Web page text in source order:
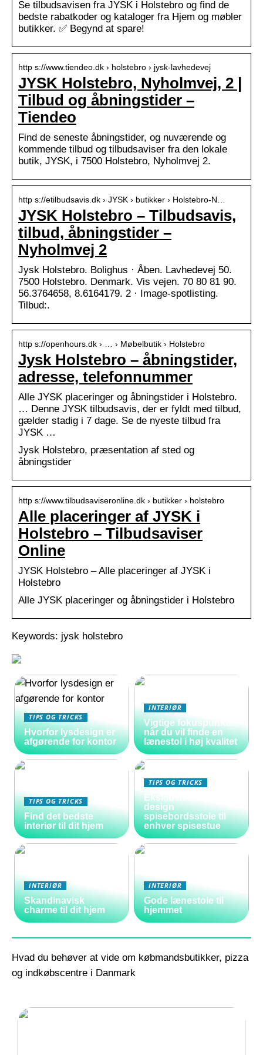
Se tilbudsavisen fra JYSK i Holstebro og find de
bedste rabatkoder og kataloger fra Hjem og møbler
butikker. ✅ Begynd at spare!
http s://www.tiendeo.dk › holstebro › jysk-lavhedevej
JYSK Holstebro, Nyholmvej, 2 |
Tilbud og åbningstider –
Tiendeo
Find de seneste åbningstider, og nuværende og
kommende tilbud og tilbudsaviser fra den lokale
butik, JYSK, i 7500 Holstebro, Nyholmvej 2.
http s://etilbudsavis.dk › JYSK › butikker › Holstebro-N…
JYSK Holstebro – Tilbudsavis,
tilbud, åbningstider –
Nyholmvej 2
Jysk Holstebro. Bolighus · Åben. Lavhedevej 50.
7500 Holstebro. Denmark. Vis vejen. 70 80 81 90.
56.3764658, 8.6164179. 2 · Image-spotlisting.
Tilbud:.
http s://openhours.dk › … › Møbelbutik › Holstebro
Jysk Holstebro – åbningstider,
adresse, telefonnummer
Alle JYSK placeringer og åbningstider i Holstebro.
… Denne JYSK tilbudsavis, der er fyldt med tilbud,
gælder stadig i 7 dage. Se de nyeste tilbud fra
JYSK …
Jysk Holstebro, præsentation af sted og
åbningstider
http s://www.tilbudsaviseronline.dk › butikker › holstebro
Alle placeringer af JYSK i
Holstebro – Tilbudsaviser
Online
JYSK Holstebro – Alle placeringer af JYSK i
Holstebro
Alle JYSK placeringer og åbningstider i Holstebro
Keywords: jysk holstebro
TIPS OG TRICKS
Hvorfor lysdesign er
afgørende for kontor
INTERIØR
Vigtige fokuspunkter
når du vil finde en
lænestol i høj kvalitet
TIPS OG TRICKS
Find det bedste
interiør til dit hjem
TIPS OG TRICKS
Eksklusive danske
design
spisebordsstole til
enhver spisestue
INTERIØR
Skandinavisk
charme til dit hjem
INTERIØR
Gode lænestole til
hjemmet
Hvad du behøver at vide om købmandsbutikker, pizza
og indkøbscentre i Danmark